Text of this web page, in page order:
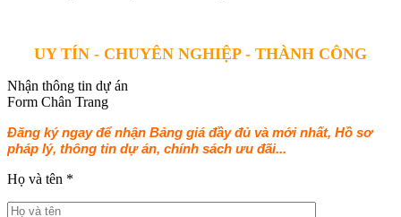
UY TÍN - CHUYÊN NGHIỆP - THÀNH CÔNG
Nhận thông tin dự án
Form Chân Trang
Đăng ký ngay để nhận Bảng giá đầy đủ và mới nhất, Hồ sơ
pháp lý, thông tin dự án, chính sách ưu đãi...
Họ và tên *